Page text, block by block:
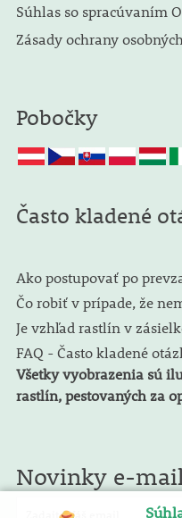
Súhlas so spracúvaním
Zásady ochrany
Pobočky
Často kladené
Ako postupovať po
Čo robiť v prípade, že
Je vzhľad rastlín v
FAQ - Často kladené
Všetky vyobrazenia sú
rastlín, pestovaných za
Novinky e-